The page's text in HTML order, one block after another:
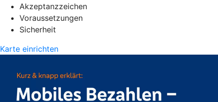
Akzeptanzzeichen
Voraussetzungen
Sicherheit
Karte einrichten